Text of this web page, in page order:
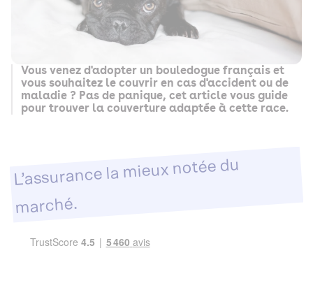
Vous venez d'adopter un bouledogue français et
vous souhaitez le couvrir en cas d'accident ou de
maladie ? Pas de panique, cet article vous guide
pour trouver la couverture adaptée à cette race.
L’assurance la mieux notée du
marché.